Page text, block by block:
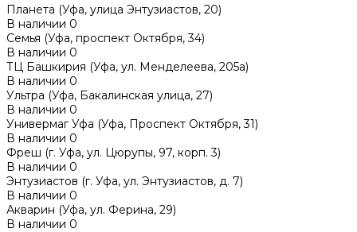
Планета (Уфа, улица Энтузиастов, 20)
В наличии 0
Семья (Уфа, проспект Октября, 34)
В наличии 0
ТЦ Башкирия (Уфа, ул. Менделеева, 205а)
В наличии 0
Ультра (Уфа, Бакалинская улица, 27)
В наличии 0
Универмаг Уфа (Уфа, Проспект Октября, 31)
В наличии 0
Фреш (г‌. Уфа, ул. Цюрупы, 97, корп. 3)
В наличии 0
Энтузиастов (г. Уфа, ул. Энтузиастов, д. 7)
В наличии 0
Акварин (Уфа, ул. Ферина, 29)
В наличии 0